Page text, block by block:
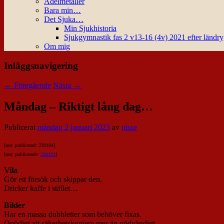
Bara min…
Det Sjuka…
Min Sjukhistoria
Sjukgymnastik fas 2 v13-16 (4v) 2021 efter
Om mig
Inläggsnavigering
← Föregående Nästa →
Måndag – Riktigt lång dag…
Publiceratmåndag 2 januari 2023 av nisse
[not: publicerad: 230104]
[not: publicerade: 230101]
Vila
Gör ett försök och skippar den.
Dricker kaffe i stället…
Bilder
Har en massa dubbletter som behöver fixas.